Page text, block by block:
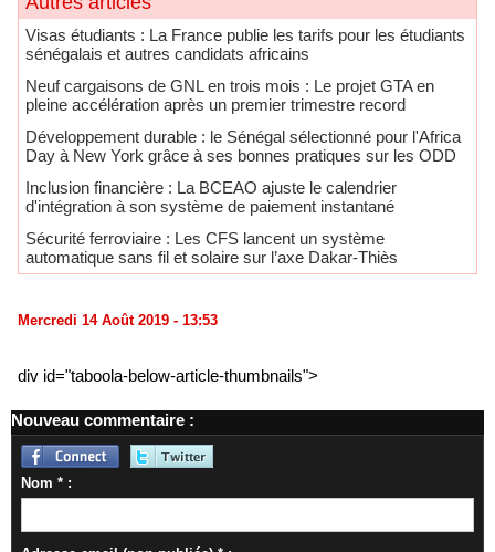
​Visas étudiants : La France publie les tarifs pour les étudiants
sénégalais et autres candidats africains
Neuf cargaisons de GNL en trois mois : Le projet GTA en
pleine accélération après un premier trimestre record
Développement durable : le Sénégal sélectionné pour l'Africa
Day à New York grâce à ses bonnes pratiques sur les ODD
​Inclusion financière : La BCEAO ajuste le calendrier
d'intégration à son système de paiement instantané
Sécurité ferroviaire : Les CFS lancent un système
automatique sans fil et solaire sur l’axe Dakar-Thiès
Mercredi 14 Août 2019 - 13:53
div id="taboola-below-article-thumbnails">
Nouveau commentaire :
Nom * :